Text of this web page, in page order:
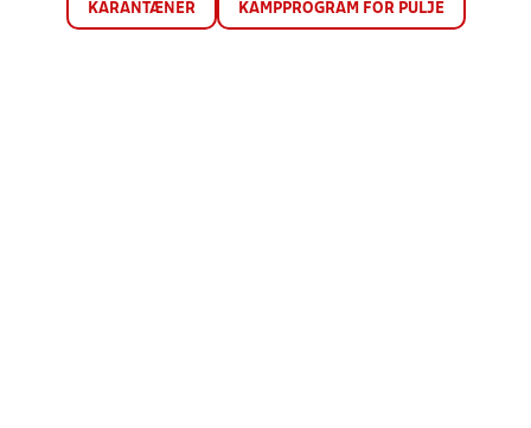
KARANTÆNER KAMPPROGRAM FOR PULJE